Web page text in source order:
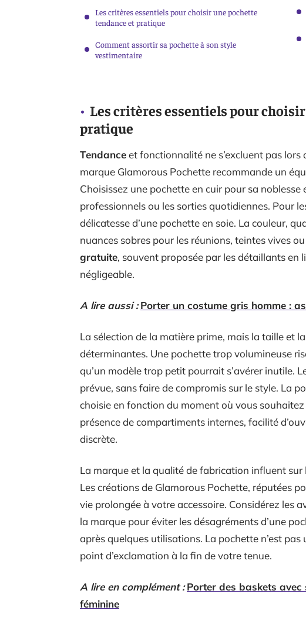
Les critères essentiels pour choisir une pochette
tendance et pratique
Comment assortir sa pochette à son style
vestimentaire
Les critères essentiels pour
pratique
Tendanceet fonctionnalité ne s’excluent pas
marque Glamorous Pochette recommande un
Choisissez une pochette en cuir pour sa
professionnels ou les sorties quotidiennes. Pour
délicatesse d’une pochette en soie. La couleur,
nuances sobres pour les réunions, teintes vives
gratuite, souvent proposée par les détaillants en
négligeable.
A lire aussi : Porter un costume gris homme :
La sélection de la matière prime, mais la taille et
déterminantes. Une pochette trop volumineuse
qu’un modèle trop petit pourrait s’avérer inutile.
prévue, sans faire de compromis sur le style. La
choisie en fonction du moment où vous
présence de compartiments internes, facilité
discrète.
La marque et la qualité de fabrication influent sur
Les créations de Glamorous Pochette, réputées
vie prolongée à votre accessoire. Considérez les
la marque pour éviter les désagréments d’une
après quelques utilisations. La pochette n’est
point d’exclamation à la fin de votre tenue.
A lire en complément : Porter des baskets
féminine